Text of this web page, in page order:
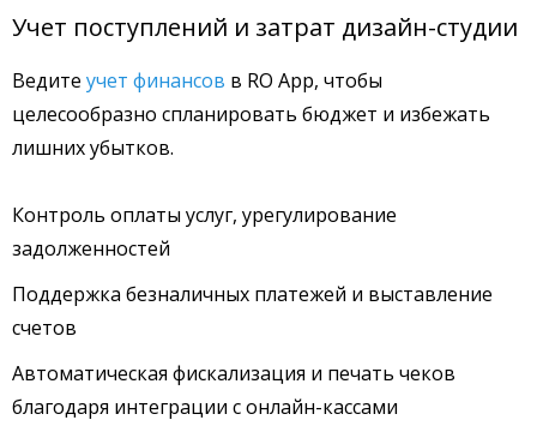
Учет поступлений и затрат дизайн-студии
Ведите учет финансов в RO App, чтобы
целесообразно спланировать бюджет и избежать
лишних убытков.
Контроль оплаты услуг, урегулирование
задолженностей
Поддержка безналичных платежей и выставление
счетов
Автоматическая фискализация и печать чеков
благодаря интеграции с онлайн-кассами